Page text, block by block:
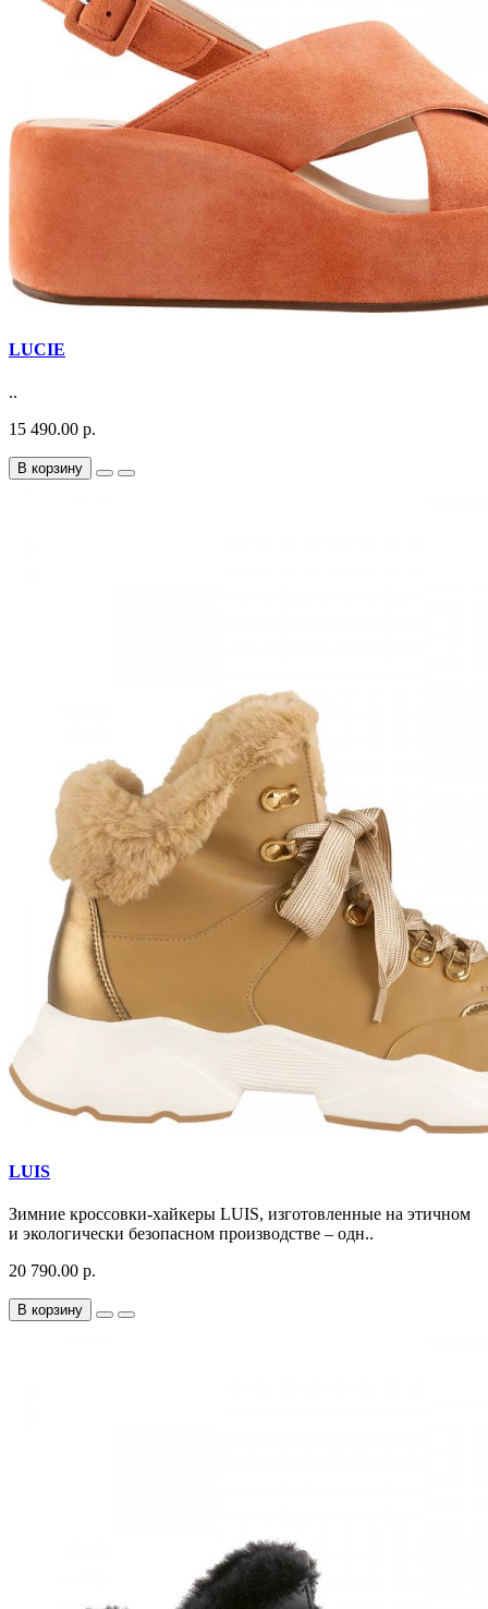
LUCIE
..
15 490.00 р.
В корзину
LUIS
Зимние кроссовки-хайкеры LUIS, изготовленные на этичном
и экологически безопасном производстве – одн..
20 790.00 р.
В корзину